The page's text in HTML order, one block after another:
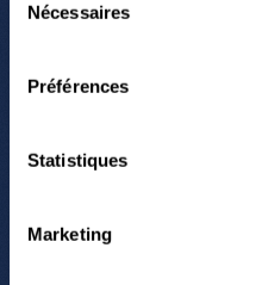
Nécessaires
Préférences
Statistiques
Marketing